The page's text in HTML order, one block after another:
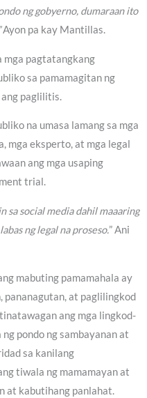
ng gobyerno, dumaraan ito
Ayon pa kay Mantillas.
mga pagtatangkang
sa pamamagitan ng
paglilitis.
na umasa lamang sa mga
mga eksperto, at mga legal
ang mga usaping
trial.
sa social media dahil maaaring
ng legal na proseso.” Ani
mabuting pamamahala ay
pananagutan, at paglilingkod
ang mga lingkod-
pondo ng sambayanan at
sa kanilang
tiwala ng mamamayan at
at kabutihang panlahat.